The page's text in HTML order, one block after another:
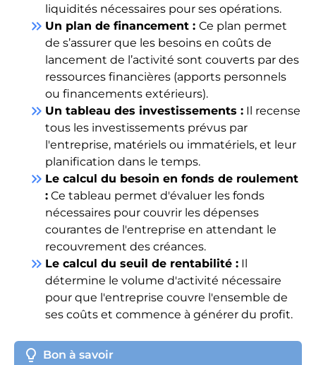
liquidités nécessaires pour ses opérations.
keyboard_double_arrow_right Un plan de financement : Ce plan permet
de s’assurer que les besoins en coûts de
lancement de l’activité sont couverts par des
ressources financières (apports personnels
ou financements extérieurs).
keyboard_double_arrow_right Un tableau des investissements : Il recense
tous les investissements prévus par
l'entreprise, matériels ou immatériels, et leur
planification dans le temps.
keyboard_double_arrow_right Le calcul du besoin en fonds de roulement
: Ce tableau permet d'évaluer les fonds
nécessaires pour couvrir les dépenses
courantes de l'entreprise en attendant le
recouvrement des créances.
keyboard_double_arrow_right Le calcul du seuil de rentabilité : Il
détermine le volume d'activité nécessaire
pour que l'entreprise couvre l'ensemble de
ses coûts et commence à générer du profit.
lightbulb Bon à savoir